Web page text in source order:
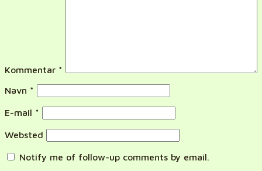
Kommentar *
Navn *
E-mail *
Websted
Notify me of follow-up comments by email.